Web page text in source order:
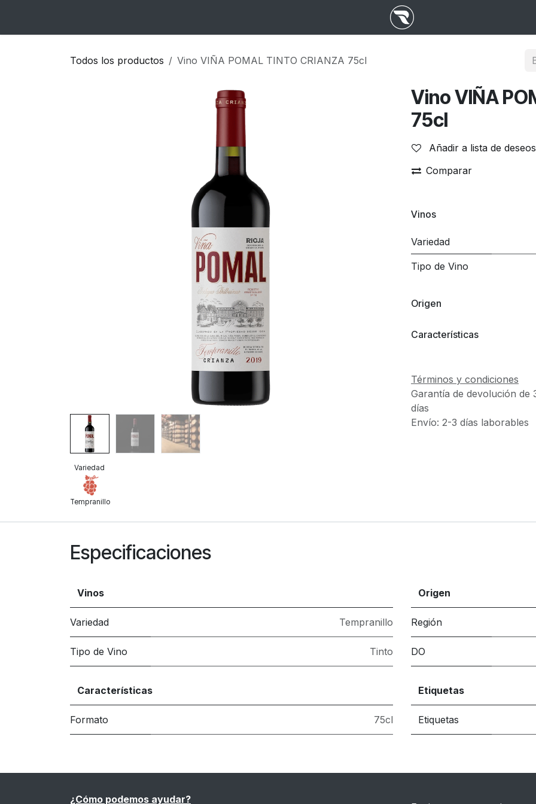
Todos los productos Vino VIÑA POMAL TINTO CRIANZA 75cl
Variedad
Tempranillo
Vino VIÑA
75cl
Añadir a lista de deseos
Comparar
Vinos
Variedad
Tipo de Vino
Origen
Características
Términos y condiciones
Garantía de devolución de
días
Envío: 2-3 días laborables
Especificaciones
Vinos
Variedad Tempranillo
Tipo de Vino Tinto
Origen
Región
DO
Características
Formato 75cl
Etiquetas
Etiquetas
¿Cómo podemos ayudar?